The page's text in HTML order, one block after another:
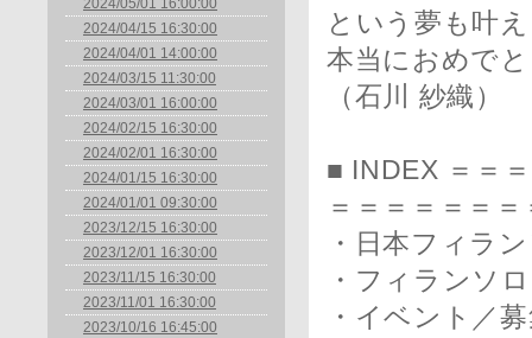
2024/05/01 16:00:00
2024/04/15 16:30:00
2024/04/01 14:00:00
2024/03/15 11:30:00
2024/03/01 16:00:00
2024/02/15 16:30:00
2024/02/01 16:30:00
2024/01/15 16:30:00
2024/01/01 09:30:00
2023/12/15 16:30:00
2023/12/01 16:30:00
2023/11/15 16:30:00
2023/11/01 16:30:00
2023/10/16 16:45:00
という夢も叶
本当におめで
（石川 紗織）
■ INDEX ＝＝
＝＝＝＝＝＝＝
・日本フィラ
・フィランソ
・イベント／